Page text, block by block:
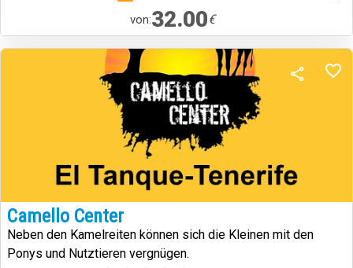
von:32.00€
Camello Center
Neben den Kamelreiten können sich die Kleinen mit den
Ponys und Nutztieren vergnügen.